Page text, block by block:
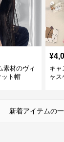
素材のヴィ
ット帽
¥
キャ
ャ
新着アイテムの